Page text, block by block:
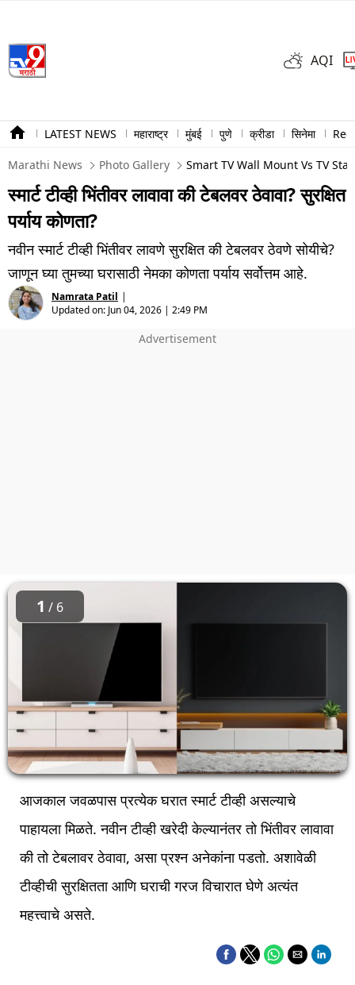
AQI
LATEST NEWS महाराष्ट्र मुंबई पुणे क्रीडा सिनेमा
Marathi News Photo Gallery Smart TV Wall Mount Vs TV
स्मार्ट टीव्ही भिंतीवर लावावा की टेबलवर ठेवावा? सुरक्षित
पर्याय कोणता?
नवीन स्मार्ट टीव्ही भिंतीवर लावणे सुरक्षित की टेबलवर ठेवणे सोयीचे?
जाणून घ्या तुमच्या घरासाठी नेमका कोणता पर्याय सर्वोत्तम आहे.
Namrata Patil |
Updated on: Jun 04, 2026 | 2:49 PM
1 / 6
आजकाल जवळपास प्रत्येक घरात स्मार्ट टीव्ही असल्याचे
पाहायला मिळते. नवीन टीव्ही खरेदी केल्यानंतर तो भिंतीवर लावावा
की तो टेबलावर ठेवावा, असा प्रश्न अनेकांना पडतो. अशावेळी
टीव्हीची सुरक्षितता आणि घराची गरज विचारात घेणे अत्यंत
महत्त्वाचे असते.